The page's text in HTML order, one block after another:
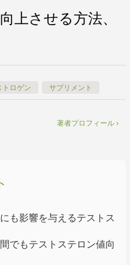
上させる方法、
トロゲン サプリメント
著者プロフィール ›
も影響を与えるテストス
でもテストステロン値向